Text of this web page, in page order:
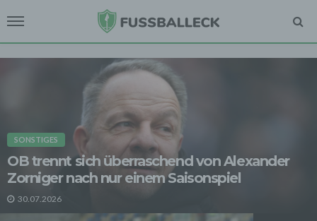
SONSTIGES
OB trennt sich überraschend von Alexander
Zorniger nach nur einem Saisonspiel
30.07.2026